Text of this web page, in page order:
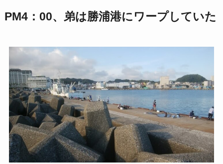
PM4：00、弟は勝浦港にワープしていた